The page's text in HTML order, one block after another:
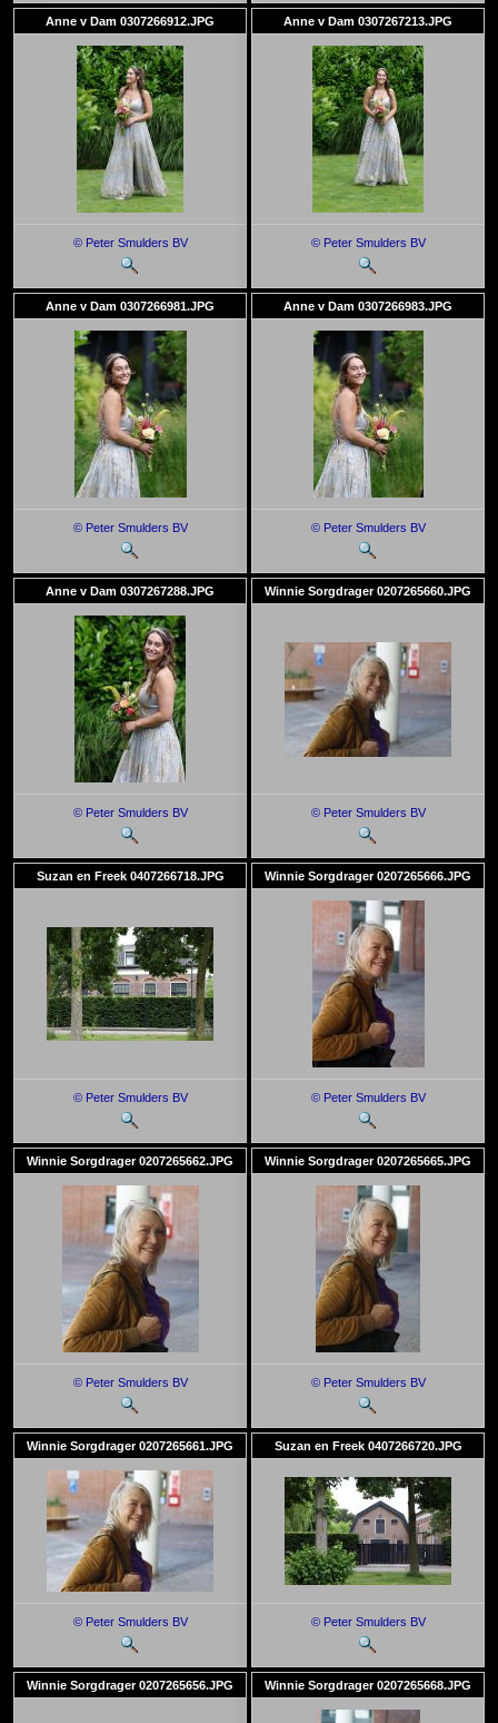
Anne v Dam 0307266912.JPG
© Peter Smulders BV
Anne v Dam 0307267213.JPG
© Peter Smulders BV
Anne v Dam 0307266981.JPG
© Peter Smulders BV
Anne v Dam 0307266983.JPG
© Peter Smulders BV
Anne v Dam 0307267288.JPG
© Peter Smulders BV
Winnie Sorgdrager 0207265660.JPG
© Peter Smulders BV
Suzan en Freek 0407266718.JPG
© Peter Smulders BV
Winnie Sorgdrager 0207265666.JPG
© Peter Smulders BV
Winnie Sorgdrager 0207265662.JPG
© Peter Smulders BV
Winnie Sorgdrager 0207265665.JPG
© Peter Smulders BV
Winnie Sorgdrager 0207265661.JPG
© Peter Smulders BV
Suzan en Freek 0407266720.JPG
© Peter Smulders BV
Winnie Sorgdrager 0207265656.JPG Winnie Sorgdrager 0207265668.JPG